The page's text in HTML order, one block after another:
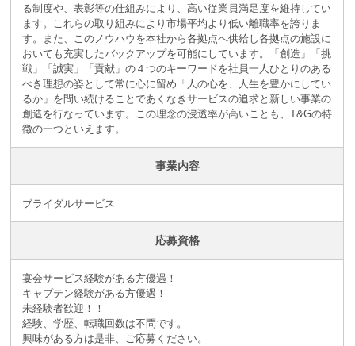
る制度や、表彰等の仕組みにより、高い従業員満足度を維持してい
ます。これらの取り組みにより市場平均より低い離職率を誇りま
す。また、このノウハウを本社から各拠点へ供給し各拠点の施設に
おいても充実したバックアップを可能にしています。「創造」「挑
戦」「誠実」「貢献」の４つのキーワードを社員一人ひとりのある
べき理想の姿として常に心に留め「人の心を、人生を豊かにしてい
るか」を問い続けることであくなきサービスの追求と新しい事業の
創造を行なっています。この理念の浸透率が高いことも、T&Gの特
徴の一つといえます。
事業内容
ブライダルサービス
応募資格
宴会サービス経験がある方優遇！
キャプテン経験がある方優遇！
未経験者歓迎！！
経験、学歴、転職回数は不問です。
興味がある方は是非、ご応募ください。